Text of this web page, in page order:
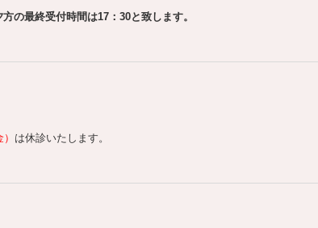
の最終受付時間は17：30と致します。
は休診いたします。